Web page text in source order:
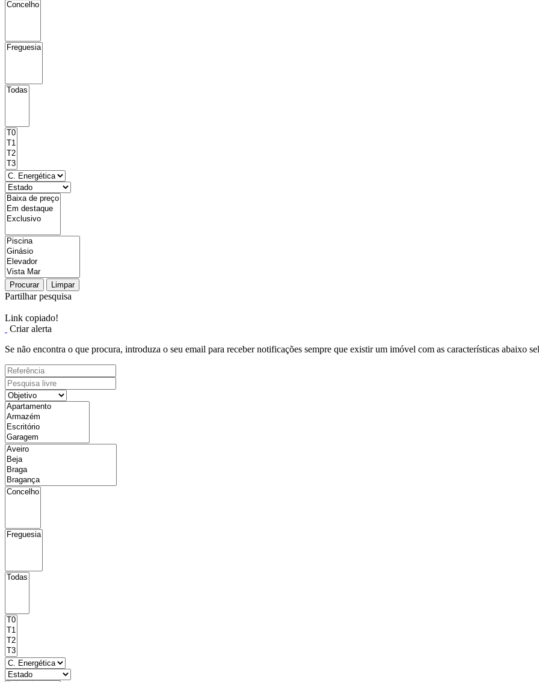
Procurar Limpar
Partilhar pesquisa
Link copiado!
Criar alerta
Se não encontra o que procura, introduza o seu email para receber notificações sempre que existir um imóvel com as características abaixo